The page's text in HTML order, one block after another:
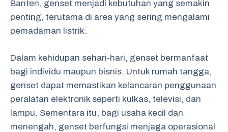
Banten, genset menjadi kebutuhan yang semakin
penting, terutama di area yang sering mengalami
pemadaman listrik.
Dalam kehidupan sehari-hari, genset bermanfaat
bagi individu maupun bisnis. Untuk rumah tangga,
genset dapat memastikan kelancaran penggunaan
peralatan elektronik seperti kulkas, televisi, dan
lampu. Sementara itu, bagi usaha kecil dan
menengah, genset berfungsi menjaga operasional